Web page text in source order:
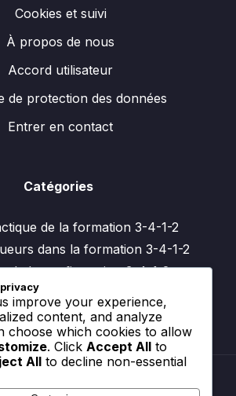
Cookies et suivi
À propos de nous
Accord utilisateur
de protection des données
Entrer en contact
Catégories
de la formation 3-4-1-2
dans la formation 3-4-1-2
de la configuration 3-4-1-2
improve your experience,
content, and analyze
choose which cookies to allow
. Click Accept All to
All to decline non-essential